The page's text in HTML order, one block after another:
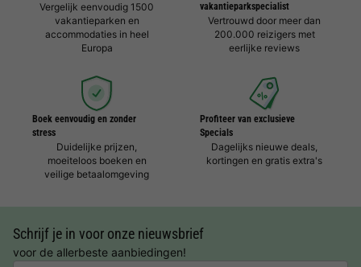
Vergelijk eenvoudig 1500
vakantieparken en
accommodaties in heel
Europa
vakantieparkspecialist
Vertrouwd door meer dan
200.000 reizigers met
eerlijke reviews
Boek eenvoudig en zonder
stress
Duidelijke prijzen,
moeiteloos boeken en
veilige betaalomgeving
Profiteer van exclusieve
Specials
Dagelijks nieuwe deals,
kortingen en gratis extra's
Schrijf je in voor onze nieuwsbrief
voor de allerbeste aanbiedingen!